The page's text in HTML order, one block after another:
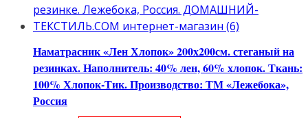
Наматрасник «Лен Хлопок» 200х200см. стеганый на
резинках. Наполнитель: 40% лен, 60% хлопок. Ткань:
100% Хлопок-Тик. Производство: ТМ «Лежебока»,
Россия